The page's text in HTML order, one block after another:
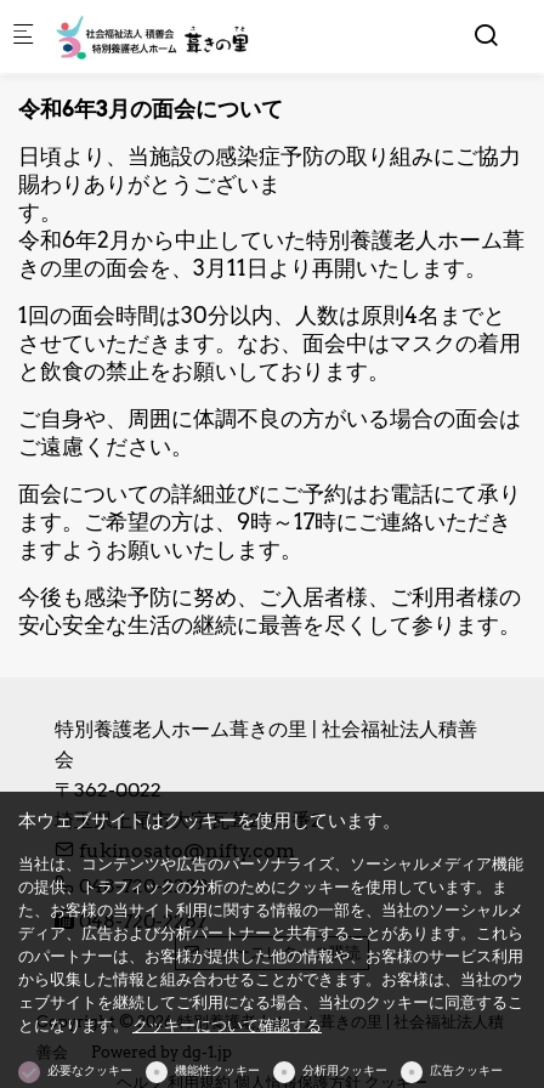
Skip to main content
令和6年3月の面会について
日頃より、当施設の感染症予防の取り組みにご協力
賜わりありがとうございま
す
令和6年2月から中止していた特別養護老人ホーム葺
きの里の面会を、3月11日より再開いたします。
1回の面会時間は30分以内、人数は原則4名までと
させていただきます。なお、面会中はマスクの着用
と飲食の禁止をお願いしております。
ご自身や、周囲に体調不良の方がいる場合の面会は
ご遠慮ください。
面会についての詳細並びにご予約はお電話にて承り
ます。ご希望の方は、9時～17時にご連絡いただき
ますようお願いいたします。
今後も感染予防に努め、ご入居者様、ご利用者様の
安心安全な生活の継続に最善を尽くして参ります。
特別養護老人ホーム葺きの里 | 社会福祉法人積善
会
〒362-0022
埼玉県上尾市大字瓦葺2143番2
fukinosato@nifty.com
048-720-2288
048-720-2287
ニュースレターの購読
Copyright © 2026 特別養護老人ホーム葺きの里 | 社会福祉法人積
善会
Powered by dg-1.jp
ヘルプ利用規約 個人情報保護方針 クッキー
本ウェブサイトはクッキーを使用しています。
当社は、コンテンツや広告のパーソナライズ、ソーシャルメディア機能
の提供、トラフィックの分析のためにクッキーを使用しています。ま
た、お客様の当サイト利用に関する情報の一部を、当社のソーシャルメ
ディア、広告および分析パートナーと共有することがあります。これら
のパートナーは、お客様が提供した他の情報や、お客様のサービス利用
から収集した情報と組み合わせることができます。お客様は、当社のウ
ェブサイトを継続してご利用になる場合、当社のクッキーに同意するこ
とになります。クッキーについて確認する
必要なクッキー 機能性クッキー 分析用クッキー 広告クッキー